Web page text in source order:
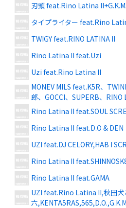
刃頭 feat.Rino Latina
タイプライター feat.Rino
TWIGY feat.RINO LATINA II
Rino Latina II feat.Uzi
Uzi feat.Rino Latina II
MONEV MILS feat.K5R、
郎、GOCCI、SUPERB、RINO
Rino Latina II feat.SOUL
Rino Latina II feat.D.O & DEN
UZI feat.DJ CELORY,HAB I
Rino Latina II
Rino Latina II feat.GAMA
UZI feat.Rino Latina II,秋田犬
六